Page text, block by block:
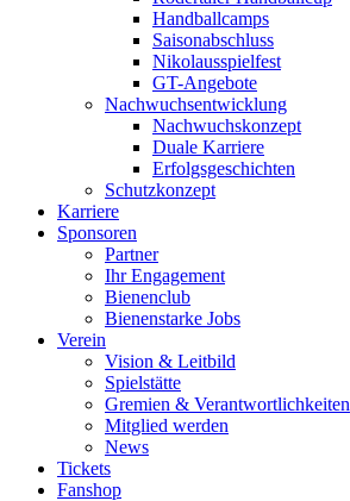
Handballcamps
Saisonabschluss
Nikolausspielfest
GT-Angebote
Nachwuchsentwicklung
Nachwuchskonzept
Duale Karriere
Erfolgsgeschichten
Schutzkonzept
Karriere
Sponsoren
Partner
Ihr Engagement
Bienenclub
Bienenstarke Jobs
Verein
Vision & Leitbild
Spielstätte
Gremien & Verantwortlichkeiten
Mitglied werden
News
Tickets
Fanshop